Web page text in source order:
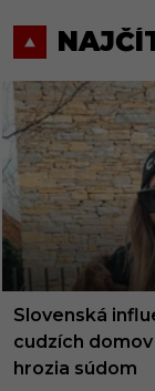
Slovenská
cudzích
hrozia súdom